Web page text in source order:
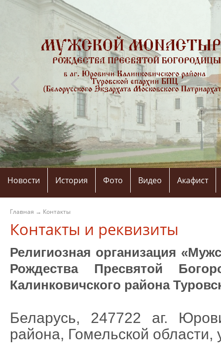
Новости История Фото Видео Акафист
Главная → Контакты
Контакты и реквизиты
Религиозная организация
Рождества Пресвятой
Калинковичского района
Беларусь, 247722 аг.
района, Гомельской области,